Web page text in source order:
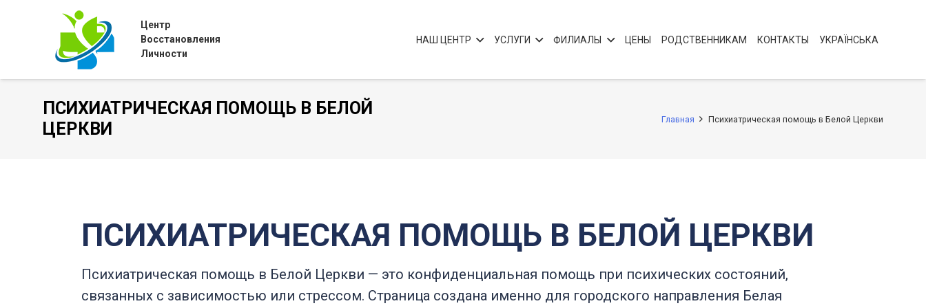
Центр
Восстановления
Личности
НАШ ЦЕНТР УСЛУГИ ФИЛИАЛЫ ЦЕНЫ РОДСТВЕННИКАМ КОНТАКТЫ УКРАЇНСЬКА
ПСИХИАТРИЧЕСКАЯ ПОМОЩЬ В БЕЛОЙ
ЦЕРКВИ
Главная Психиатрическая помощь в Белой Церкви
ПСИХИАТРИЧЕСКАЯ ПОМОЩЬ В БЕЛОЙ ЦЕРКВИ
Психиатрическая помощь в Белой Церкви — это конфиденциальная помощь при психических состояний,
связанных с зависимостью или стрессом. Страница создана именно для городского направления Белая